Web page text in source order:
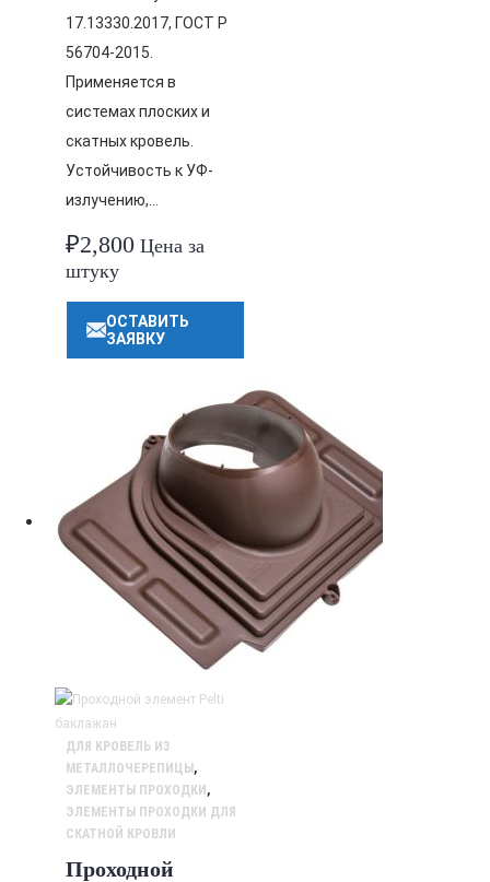
17.13330.2017, ГОСТ Р
56704-2015.
Применяется в
системах плоских и
скатных кровель.
Устойчивость к УФ-
излучению,…
₽2,800 Цена за
штуку
ОСТАВИТЬ
ЗАЯВКУ
ДЛЯ КРОВЕЛЬ ИЗ
МЕТАЛЛОЧЕРЕПИЦЫ ,
ЭЛЕМЕНТЫ ПРОХОДКИ ,
ЭЛЕМЕНТЫ ПРОХОДКИ ДЛЯ
СКАТНОЙ КРОВЛИ
Проходной